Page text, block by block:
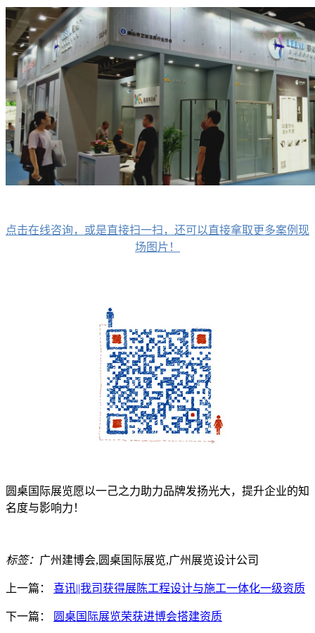
点击在线咨询，或是直接扫一扫，还可以直接拿取更多案例现
场图片！
圆桌国际展览愿以一己之力助力品牌发扬光大，提升企业的知
名度与影响力！
标签： 广州建博会,圆桌国际展览,广州展览设计公司
上一篇： 喜讯||我司获得展陈工程设计与施工一体化一级资质
下一篇： 圆桌国际展览荣获进博会搭建资质